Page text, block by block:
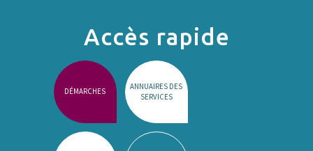
Accès rapide
DÉMARCHES
ANNUAIRES DES
SERVICES